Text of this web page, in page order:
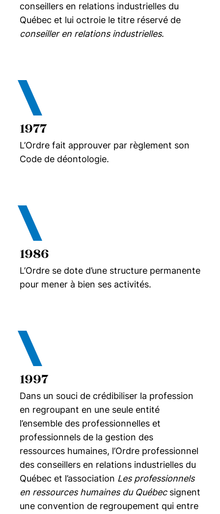
conseillers en relations industrielles du
Québec et lui octroie le titre réservé de
conseiller en relations industrielles.
1977
L’Ordre fait approuver par règlement son
Code de déontologie.
1986
L’Ordre se dote d’une structure permanente
pour mener à bien ses activités.
1997
Dans un souci de crédibiliser la profession
en regroupant en une seule entité
l’ensemble des professionnelles et
professionnels de la gestion des
ressources humaines, l’Ordre professionnel
des conseillers en relations industrielles du
Québec et l’association Les professionnels
en ressources humaines du Québecsignent
une convention de regroupement qui entre